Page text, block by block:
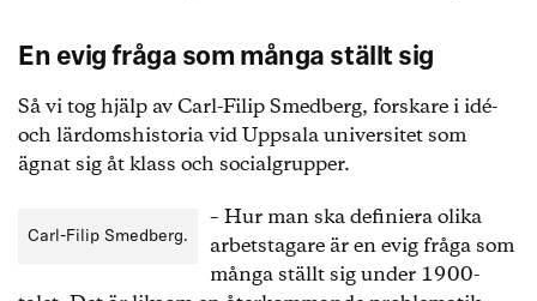
En evig fråga som många ställt sig
Så vi tog hjälp av Carl-Filip Smedberg, forskare i idé-
och lärdomshistoria vid Uppsala universitet som
ägnat sig åt klass och socialgrupper.
Carl-Filip Smedberg.
– Hur man ska definiera olika
arbetstagare är en evig fråga som
många ställt sig under 1900-